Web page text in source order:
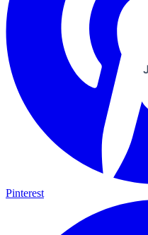
Pinterest